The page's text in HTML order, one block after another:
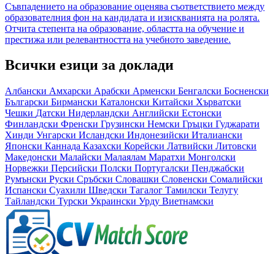
Съвпадението на образование оценява съответствието между
образователния фон на кандидата и изискванията на ролята.
Отчита степента на образование, областта на обучение и
престижа или релевантността на учебното заведение.
Всички езици за доклади
Албански Амхарски Арабски Арменски Бенгалски Босненски
Български Бирмански Каталонски Китайски Хърватски
Чешки Датски Нидерландски Английски Естонски
Финландски Френски Грузински Немски Гръцки Гуджарати
Хинди Унгарски Исландски Индонезийски Италиански
Японски Каннада Казахски Корейски Латвийски Литовски
Македонски Малайски Малаялам Маратхи Монголски
Норвежки Персийски Полски Португалски Пенджабски
Румънски Руски Сръбски Словашки Словенски Сомалийски
Испански Суахили Шведски Тагалог Тамилски Телугу
Тайландски Турски Украински Урду Виетнамски